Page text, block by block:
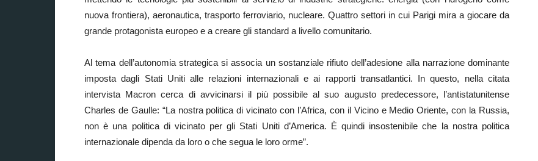
nuova frontiera), aeronautica, trasporto ferroviario, nucleare. Quattro settori in cui Parigi mira a giocare da
grande protagonista europeo e a creare gli standard a livello comunitario.
Al tema dell’autonomia strategica si associa un sostanziale rifiuto dell’adesione alla narrazione dominante
imposta dagli Stati Uniti alle relazioni internazionali e ai rapporti transatlantici. In questo, nella citata
intervista Macron cerca di avvicinarsi il più possibile al suo augusto predecessore, l’antistatunitense
Charles de Gaulle: “La nostra politica di vicinato con l’Africa, con il Vicino e Medio Oriente, con la Russia,
non è una politica di vicinato per gli Stati Uniti d’America. È quindi insostenibile che la nostra politica
internazionale dipenda da loro o che segua le loro orme”.